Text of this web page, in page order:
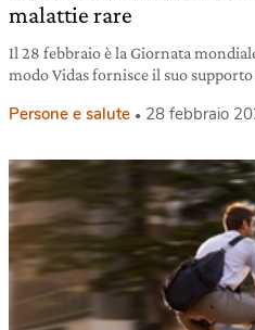
malattie rare
Il 28 febbraio è la Giornata
modo Vidas fornisce il suo
Persone e salute 28 febbraio